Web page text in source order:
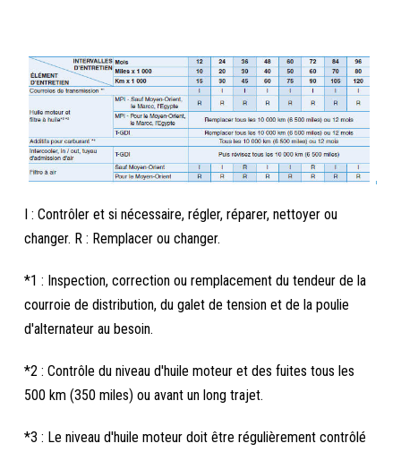
I : Contrôler et si nécessaire, régler, réparer, nettoyer ou
changer. R : Remplacer ou changer.
*1 : Inspection, correction ou remplacement du tendeur de la
courroie de distribution, du galet de tension et de la poulie
d'alternateur au besoin.
*2 : Contrôle du niveau d'huile moteur et des fuites tous les
500 km (350 miles) ou avant un long trajet.
*3 : Le niveau d'huile moteur doit être régulièrement contrôlé